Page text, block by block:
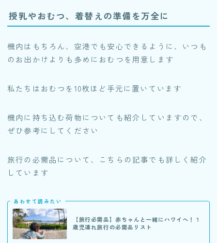
授乳やおむつ、着替えの準備を万全に
機内はもちろん、空港でも安心できるように、いつも
のお出かけよりも多めにおむつを用意します
私たちはおむつを10枚ほど手元に置いています
機内に持ち込む荷物についても紹介していますので、
ぜひ参考にしてください
旅行の必需品について、こちらの記事でも詳しく紹介
しています
あわせて読みたい
【旅行必需品】赤ちゃんと一緒にハワイへ！１
歳児連れ旅行の必需品リスト